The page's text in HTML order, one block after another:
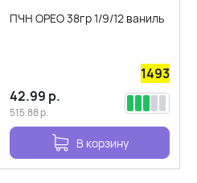
ПЧН ОРЕО 38гр 1/9/12 ваниль
1493
42.99 р.
515.88р.
В корзину